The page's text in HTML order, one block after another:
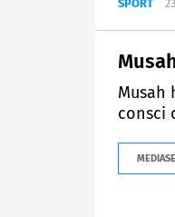
SPORT
Musah
consci